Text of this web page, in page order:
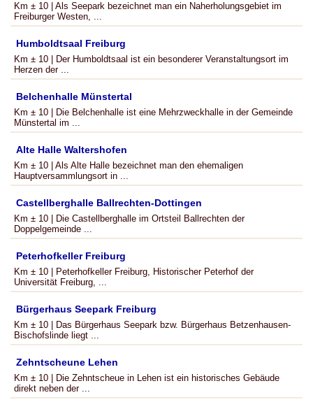
Km ± 10 | Als Seepark bezeichnet man ein Naherholungsgebiet im
Freiburger Westen, ...
Humboldtsaal Freiburg
Km ± 10 | Der Humboldtsaal ist ein besonderer Veranstaltungsort im
Herzen der ...
Belchenhalle Münstertal
Km ± 10 | Die Belchenhalle ist eine Mehrzweckhalle in der Gemeinde
Münstertal im ...
Alte Halle Waltershofen
Km ± 10 | Als Alte Halle bezeichnet man den ehemaligen
Hauptversammlungsort in ...
Castellberghalle Ballrechten-Dottingen
Km ± 10 | Die Castellberghalle im Ortsteil Ballrechten der
Doppelgemeinde ...
Peterhofkeller Freiburg
Km ± 10 | Peterhofkeller Freiburg, Historischer Peterhof der
Universität Freiburg, ...
Bürgerhaus Seepark Freiburg
Km ± 10 | Das Bürgerhaus Seepark bzw. Bürgerhaus Betzenhausen-
Bischofslinde liegt ...
Zehntscheune Lehen
Km ± 10 | Die Zehntscheue in Lehen ist ein historisches Gebäude
direkt neben der ...